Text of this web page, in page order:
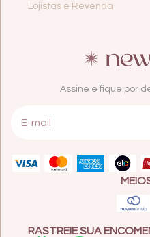
Lojistas e Revenda
Assine e fique por
RASTREIE SUA